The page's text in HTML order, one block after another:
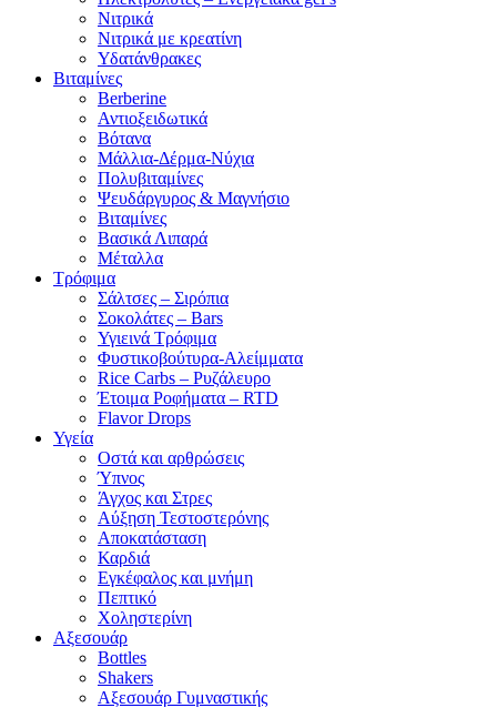
Νιτρικά
Νιτρικά με κρεατίνη
Υδατάνθρακες
Βιταμίνες
Berberine
Αντιοξειδωτικά
Βότανα
Μάλλια-Δέρμα-Νύχια
Πολυβιταμίνες
Ψευδάργυρος & Μαγνήσιο
Βιταμίνες
Βασικά Λιπαρά
Μέταλλα
Τρόφιμα
Σάλτσες – Σιρόπια
Σοκολάτες – Bars
Υγιεινά Τρόφιμα
Φυστικοβούτυρα-Αλείμματα
Rice Carbs – Ρυζάλευρο
Έτοιμα Ροφήματα – RTD
Flavor Drops
Υγεία
Οστά και αρθρώσεις
Ύπνος
Άγχος και Στρες
Αύξηση Τεστοστερόνης
Αποκατάσταση
Καρδιά
Εγκέφαλος και μνήμη
Πεπτικό
Χοληστερίνη
Αξεσουάρ
Bottles
Shakers
Αξεσουάρ Γυμναστικής